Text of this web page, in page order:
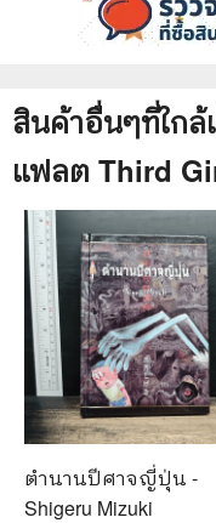
สินค้าอื่นๆที่ใกล้
แฟลต Third
ตำนานปีศาจญี่ปุ่น -
Shigeru Mizuki